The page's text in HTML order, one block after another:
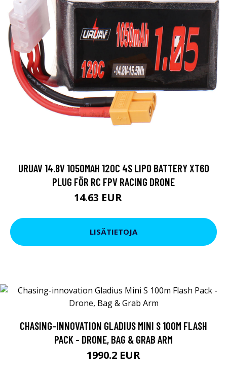
URUAV 14.8V 1050MAH 120C 4S LIPO BATTERY XT60
PLUG FÖR RC FPV RACING DRONE
14.63 EUR
LISÄTIETOJA
CHASING-INNOVATION GLADIUS MINI S 100M FLASH
PACK - DRONE, BAG & GRAB ARM
1990.2 EUR